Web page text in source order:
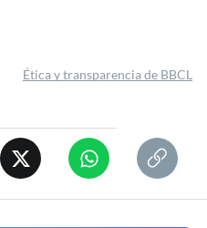
Ética y transparencia de BBCL